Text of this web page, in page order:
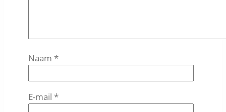
Naam *
E-mail *